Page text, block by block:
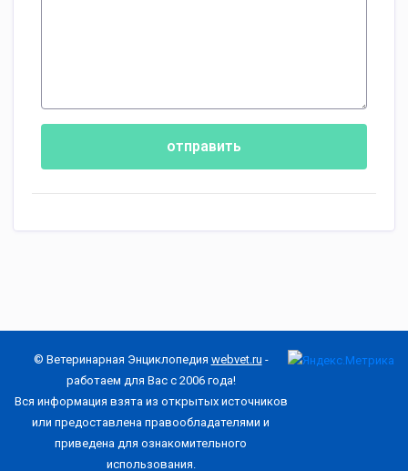
отправить
© Ветеринарная Энциклопедия webvet.ru -
работаем для Вас с 2006 года!
Вся информация взята из открытых источников
или предоставлена правообладателями и
приведена для ознакомительного
использования.